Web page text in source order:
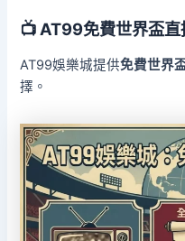
📺 AT99免費世界盃
AT99娛樂城提供免費世界
擇。